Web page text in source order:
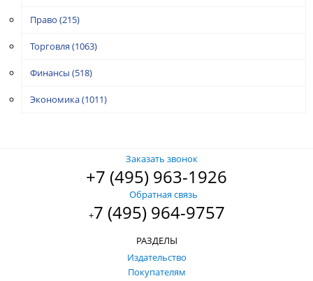
Право (215)
Торговля (1063)
Финансы (518)
Экономика(1011)
Заказать звонок
+7 (495) 963-1926
Обратная связь
+7 (495) 964-9757
РАЗДЕЛЫ
Издательство
Покупателям